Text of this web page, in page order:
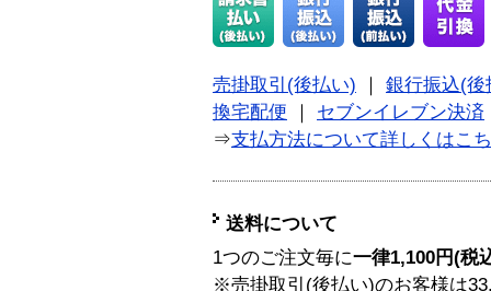
売掛取引(後払い)
銀行振込(後
換宅配便
セブンイレブン決済
⇒支払方法について詳しくはこ
送料について
1つのご注文毎に一律1,100円(税
※売掛取引(後払い)のお客様は